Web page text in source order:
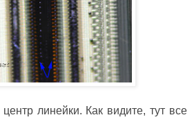
линейки. Как видите, тут все